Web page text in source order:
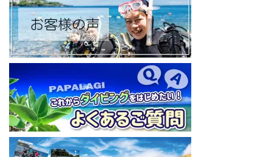
https://www.youtube.com/channel/UCYG3vspMIHdLQaKA7XNIjD
◆各地の水中世界を紹介するチャンネル、その名も「水中世界」
（サブチャンネル）
https://www.youtube.com/@user-mw1pw2jb4j
【初心者ダイビングライセンスコースはコチラ】
https://www.papalagi.co.jp/databox/data.php/campaign_owd_ja/c
ode
====================================
パパラギダイビングスクール
藤沢本店
神奈川県藤沢市 南藤沢10-4